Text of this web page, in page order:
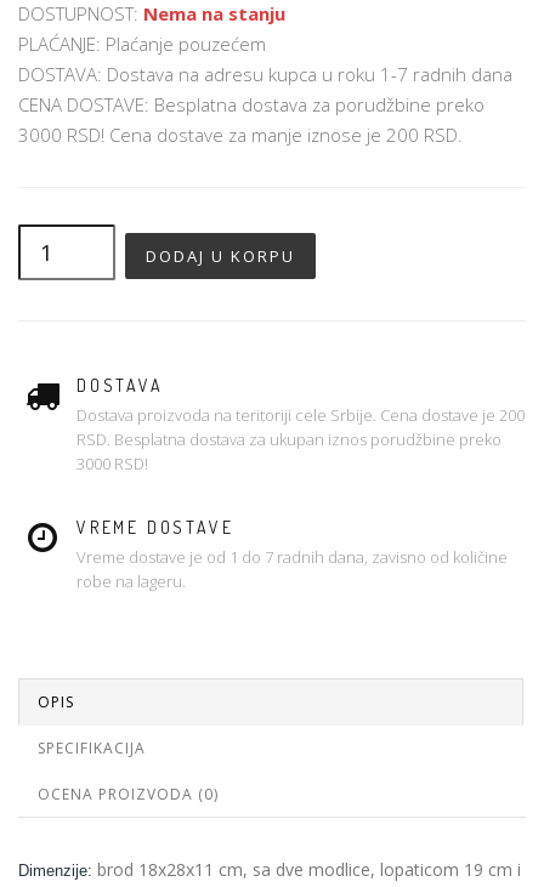
DOSTUPNOST: Nema na stanju
PLAĆANJE: Plaćanje pouzećem
DOSTAVA: Dostava na adresu kupca u roku 1-7 radnih dana
CENA DOSTAVE: Besplatna dostava za porudžbine preko
3000 RSD! Cena dostave za manje iznose je 200 RSD.
DOSTAVA
Dostava proizvoda na teritoriji cele Srbije. Cena dostave je 200
RSD. Besplatna dostava za ukupan iznos porudžbine preko
3000 RSD!
VREME DOSTAVE
Vreme dostave je od 1 do 7 radnih dana, zavisno od količine
robe na lageru.
OPIS
SPECIFIKACIJA
OCENA PROIZVODA (0)
Dimenzije: brod 18x28x11 cm, sa dve modlice, lopaticom 19 cm i